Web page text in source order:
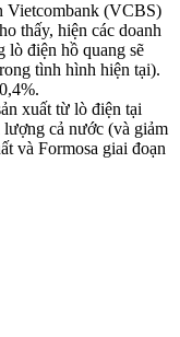
Vietcombank (VCBS)
thấy, hiện các doanh
lò điện hồ quang sẽ
tình hình hiện tại).
xuất từ lò điện tại
cả nước (và giảm
và Formosa giai đoạn